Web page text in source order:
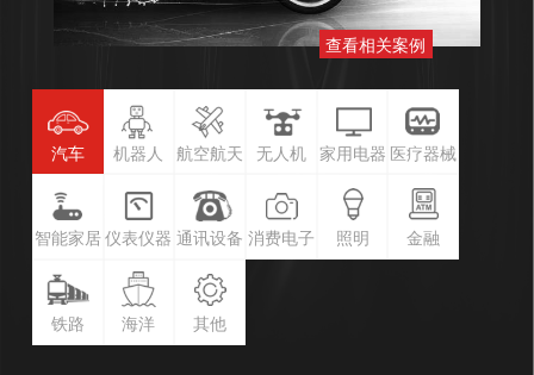
查看相关案例
汽车 机器人 航空航天 无人机 家用电器 医疗器械
智能家居 仪表仪器 通讯设备 消费电子 照明 金融
铁路 海洋 其他